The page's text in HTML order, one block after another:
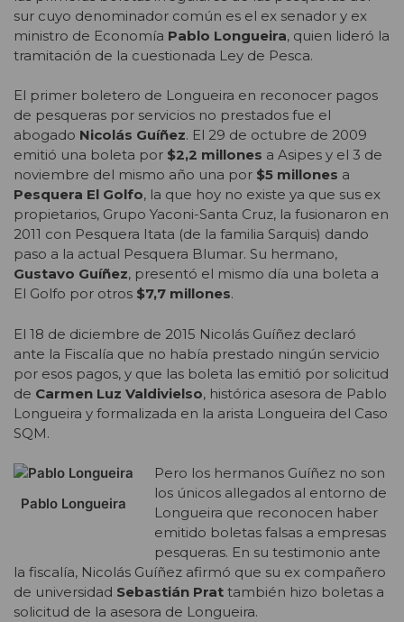
sur cuyo denominador común es el ex senador y ex
ministro de Economía Pablo Longueira, quien lideró la
tramitación de la cuestionada Ley de Pesca.
El primer boletero de Longueira en reconocer pagos
de pesqueras por servicios no prestados fue el
abogado Nicolás Guíñez. El 29 de octubre de 2009
emitió una boleta por $2,2 millones a Asipes y el 3 de
noviembre del mismo año una por $5 millones a
Pesquera El Golfo, la que hoy no existe ya que sus ex
propietarios, Grupo Yaconi-Santa Cruz, la fusionaron en
2011 con Pesquera Itata (de la familia Sarquis) dando
paso a la actual Pesquera Blumar. Su hermano,
Gustavo Guíñez, presentó el mismo día una boleta a
El Golfo por otros $7,7 millones.
El 18 de diciembre de 2015 Nicolás Guíñez declaró
ante la Fiscalía que no había prestado ningún servicio
por esos pagos, y que las boleta las emitió por solicitud
de Carmen Luz Valdivielso, histórica asesora de Pablo
Longueira y formalizada en la arista Longueira del Caso
SQM.
Pablo Longueira
Pero los hermanos Guíñez no son
los únicos allegados al entorno de
Longueira que reconocen haber
emitido boletas falsas a empresas
pesqueras. En su testimonio ante
la fiscalía, Nicolás Guíñez afirmó que su ex compañero
de universidad Sebastián Prat también hizo boletas a
solicitud de la asesora de Longueira.